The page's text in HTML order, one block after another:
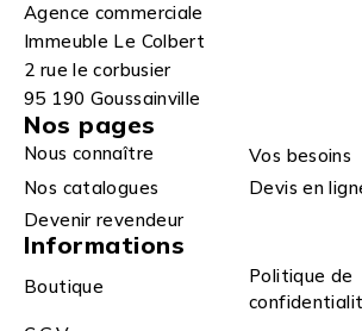
Agence commerciale
Immeuble Le Colbert
2 rue le corbusier
95 190 Goussainville
Nos pages
Nous connaître
Vos besoins
Nos catalogues
Devis en
Devenir revendeur
Informations
Boutique
Politique de